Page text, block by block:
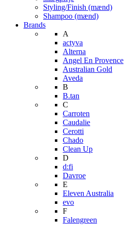
Styling/Finish (mænd)
Shampoo (mænd)
Brands
A
actyva
Alterna
Angel En Provence
Australian Gold
Aveda
B
B.tan
C
Carroten
Caudalie
Cerotti
Chado
Clean Up
D
d:fi
Davroe
E
Eleven Australia
evo
F
Falengreen